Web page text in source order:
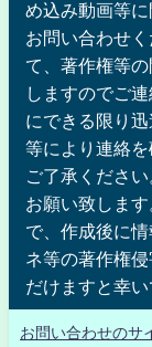
め込み動画等
お問い合わせ
て、著作権等
しますのでご
にできる限り
等により連絡を
ご了承くださ
お願い致しま
で、作成後に
ネ等の著作権
だけますと幸い
お問い合わせのサ